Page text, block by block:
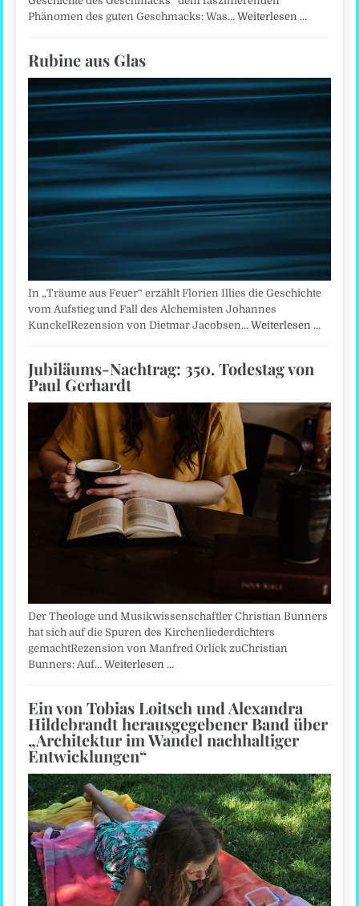
Phänomen des guten Geschmacks: Was…Weiterlesen …
Rubine aus Glas
In „Träume aus Feuer“ erzählt Florien Illies die Geschichte
vom Aufstieg und Fall des Alchemisten Johannes
KunckelRezension von Dietmar Jacobsen…Weiterlesen …
Jubiläums-Nachtrag: 350. Todestag von
Paul Gerhardt
Der Theologe und Musikwissenschaftler Christian Bunners
hat sich auf die Spuren des Kirchenliederdichters
gemachtRezension von Manfred Orlick zuChristian
Bunners: Auf…Weiterlesen …
Ein von Tobias Loitsch und Alexandra
Hildebrandt herausgegebener Band über
„Architektur im Wandel nachhaltiger
Entwicklungen“